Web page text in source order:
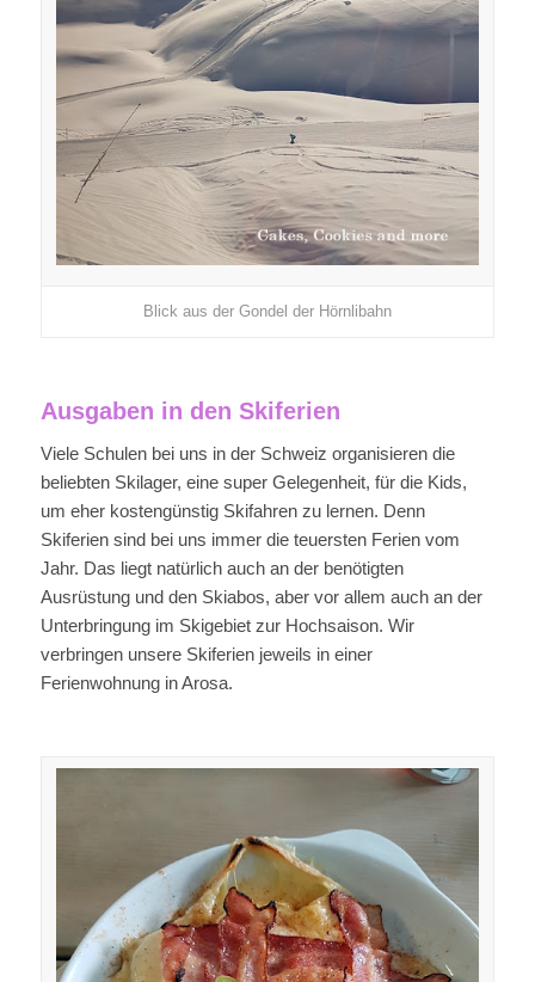
Blick aus der Gondel der Hörnlibahn
Ausgaben in den Skiferien
Viele Schulen bei uns in der Schweiz organisieren die
beliebten Skilager, eine super Gelegenheit, für die Kids,
um eher kostengünstig Skifahren zu lernen. Denn
Skiferien sind bei uns immer die teuersten Ferien vom
Jahr. Das liegt natürlich auch an der benötigten
Ausrüstung und den Skiabos, aber vor allem auch an der
Unterbringung im Skigebiet zur Hochsaison. Wir
verbringen unsere Skiferien jeweils in einer
Ferienwohnung in Arosa.